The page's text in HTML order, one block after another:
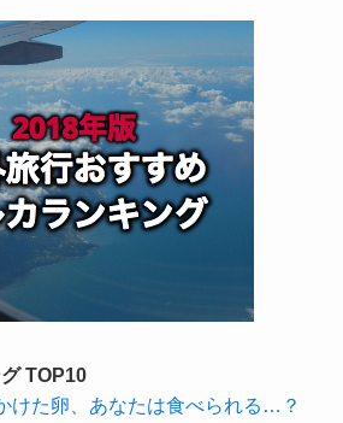
TOP10
けた卵、あなたは食べられる…？